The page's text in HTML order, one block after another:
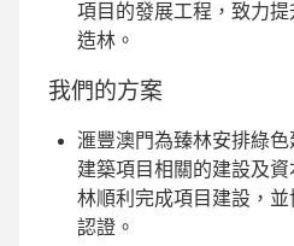
項目的發展工程，致力
造林。
我們的方案
滙豐澳門為臻林安排綠
建築項目相關的建設及
林順利完成項目建設，
認證。